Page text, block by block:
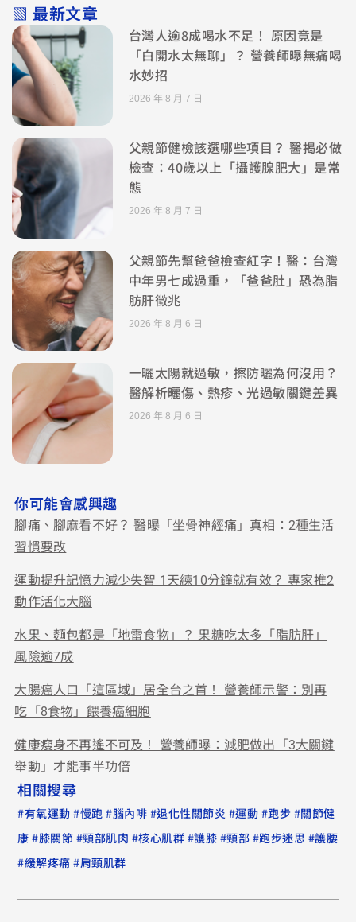
▧ 最新文章
台灣人逾8成喝水不足！ 原因竟是
「白開水太無聊」？ 營養師曝無痛喝
水妙招
2026 年 8 月 7 日
父親節健檢該選哪些項目？ 醫揭必做
檢查：40歲以上「攝護腺肥大」是常
態
2026 年 8 月 7 日
父親節先幫爸爸檢查紅字！醫：台灣
中年男七成過重，「爸爸肚」恐為脂
肪肝徵兆
2026 年 8 月 6 日
一曬太陽就過敏，擦防曬為何沒用？
醫解析曬傷、熱疹、光過敏關鍵差異
2026 年 8 月 6 日
你可能會感興趣
腳痛、腳麻看不好？ 醫曝「坐骨神經痛」真相：2種生活
習慣要改
運動提升記憶力減少失智 1天練10分鐘就有效？ 專家推2
動作活化大腦
水果、麵包都是「地雷食物」？ 果糖吃太多「脂肪肝」
風險逾7成
大腸癌人口「這區域」居全台之首！ 營養師示警：別再
吃「8食物」餵養癌細胞
健康瘦身不再遙不可及！ 營養師曝：減肥做出「3大關鍵
舉動」才能事半功倍
相關搜尋
#有氧運動 #慢跑 #腦內啡 #退化性關節炎 #運動 #跑步 #關節健
康 #膝關節 #頸部肌肉 #核心肌群 #護膝 #頸部 #跑步迷思 #護腰
#緩解疼痛 #肩頸肌群